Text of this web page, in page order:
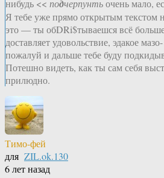
нибудь << подчерпунтьочень мало,
Я тебе уже прямо открытым текстом
это — ты обDRi$тываешся всё
доставляет удовольствие, эдакое
пожалуй и дальше тебе буду
Потешно видеть, как ты сам себя
прилюдно.
Тимо-фей
для ZIL.ok.130
6 лет назад